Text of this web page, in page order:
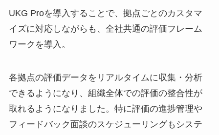
UKG Proを導入することで、拠点ごとのカスタマ
イズに対応しながらも、全社共通の評価フレーム
ワークを導入。
各拠点の評価データをリアルタイムに収集・分析
できるようになり、組織全体での評価の整合性が
取れるようになりました。特に評価の進捗管理や
フィードバック面談のスケジューリングもシステ